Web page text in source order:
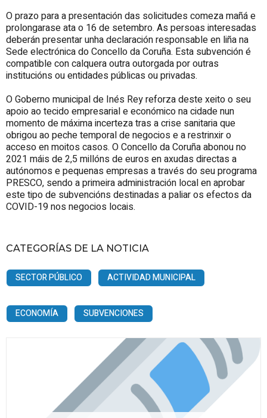
O prazo para a presentación das solicitudes comeza mañá e
prolongarase ata o 16 de setembro. As persoas interesadas
deberán presentar unha declaración responsable en liña na
Sede electrónica do Concello da Coruña. Esta subvención é
compatible con calquera outra outorgada por outras
institucións ou entidades públicas ou privadas.
O Goberno municipal de Inés Rey reforza deste xeito o seu
apoio ao tecido empresarial e económico na cidade nun
momento de máxima incerteza tras a crise sanitaria que
obrigou ao peche temporal de negocios e a restrinxir o
acceso en moitos casos. O Concello da Coruña abonou no
2021 máis de 2,5 millóns de euros en axudas directas a
autónomos e pequenas empresas a través do seu programa
PRESCO, sendo a primeira administración local en aprobar
este tipo de subvencións destinadas a paliar os efectos da
COVID-19 nos negocios locais.
CATEGORÍAS DE LA NOTICIA
SECTOR PÚBLICO ACTIVIDAD MUNICIPAL
ECONOMÍA SUBVENCIONES